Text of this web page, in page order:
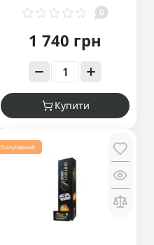
0
1 740 грн
Купити
Популярний